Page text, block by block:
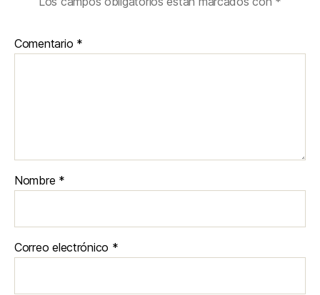
Comentario *
Nombre *
Correo electrónico *